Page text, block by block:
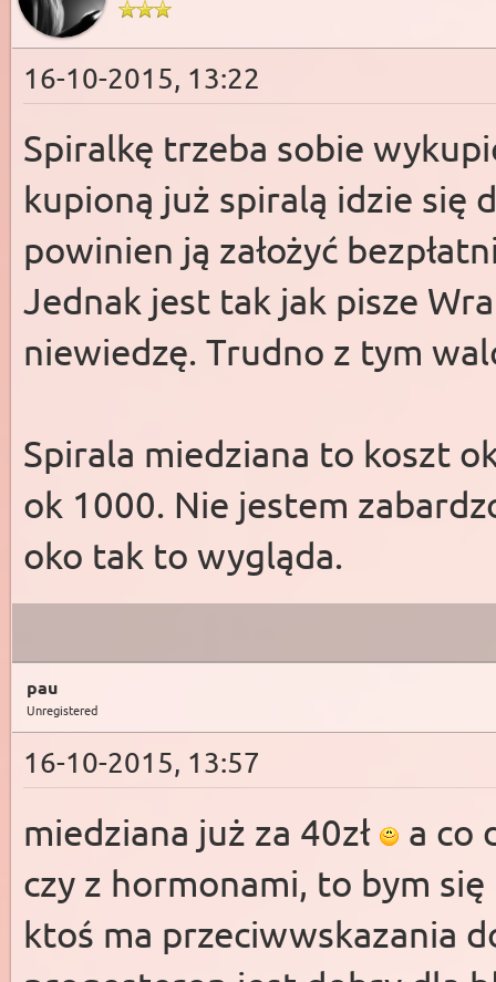
16-10-2015, 13:22
Spiralkę trzeba sobie
kupioną już spiralą idzie się
powinien ją założyć
Jednak jest tak jak pisze
niewiedzę. Trudno z tym
Spirala miedziana to koszt
ok 1000. Nie jestem
oko tak to wygląda.
pau
Unregistered
16-10-2015, 13:57
miedziana już za 40zł
a co
czy z hormonami, to bym się
ktoś ma przeciwwskazania